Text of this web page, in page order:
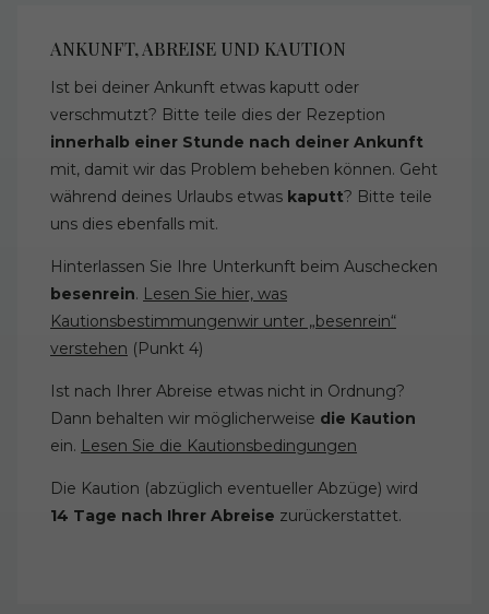
ANKUNFT, ABREISE UND KAUTION
Ist bei deiner Ankunft etwas kaputt oder
verschmutzt? Bitte teile dies der Rezeption
innerhalb einer Stunde nach deiner Ankunft
mit, damit wir das Problem beheben können. Geht
während deines Urlaubs etwas kaputt? Bitte teile
uns dies ebenfalls mit.
Hinterlassen Sie Ihre Unterkunft beim Auschecken
besenrein. Lesen Sie hier, was
Kautionsbestimmungenwir unter „besenrein“
verstehen (Punkt 4)
Ist nach Ihrer Abreise etwas nicht in Ordnung?
Dann behalten wir möglicherweise die Kaution
ein. Lesen Sie die Kautionsbedingungen
Die Kaution (abzüglich eventueller Abzüge) wird
14 Tage nach Ihrer Abreise zurückerstattet.